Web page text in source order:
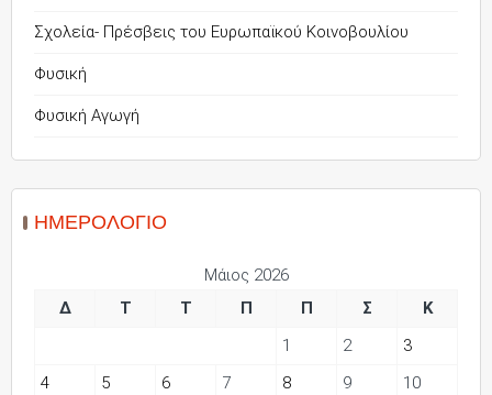
Σχολεία- Πρέσβεις του Ευρωπαϊκού Κοινοβουλίου
Φυσική
Φυσική Αγωγή
ΗΜΕΡΟΛΌΓΙΟ
Μάιος 2026
Δ
Τ Τ Π Π Σ
Κ
1
2
3
4
5 6 7 8 9
10